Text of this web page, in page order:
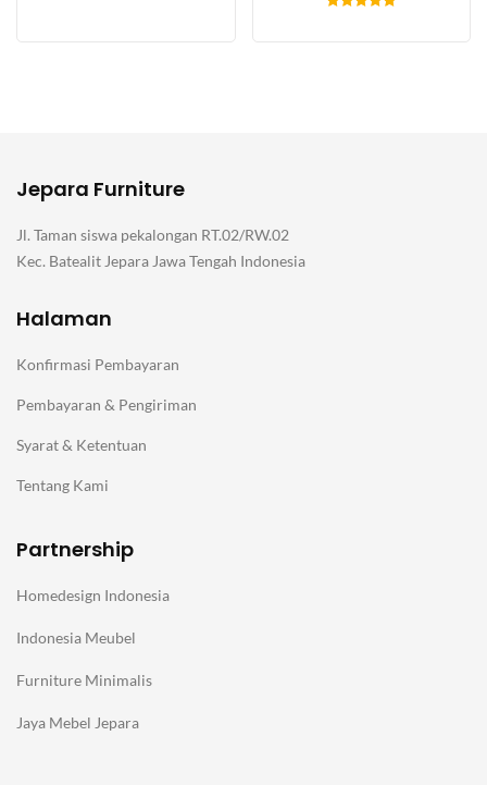
dari 5
Jepara Furniture
Jl. Taman siswa pekalongan RT.02/RW.02
Kec. Batealit Jepara Jawa Tengah Indonesia
Halaman
Konfirmasi Pembayaran
Pembayaran & Pengiriman
Syarat & Ketentuan
Tentang Kami
Partnership
Homedesign Indonesia
Indonesia Meubel
Furniture Minimalis
Jaya Mebel Jepara